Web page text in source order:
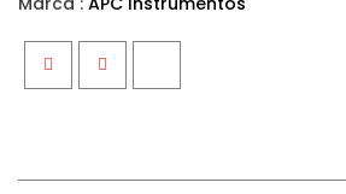
FacebookTwitterGoogle+